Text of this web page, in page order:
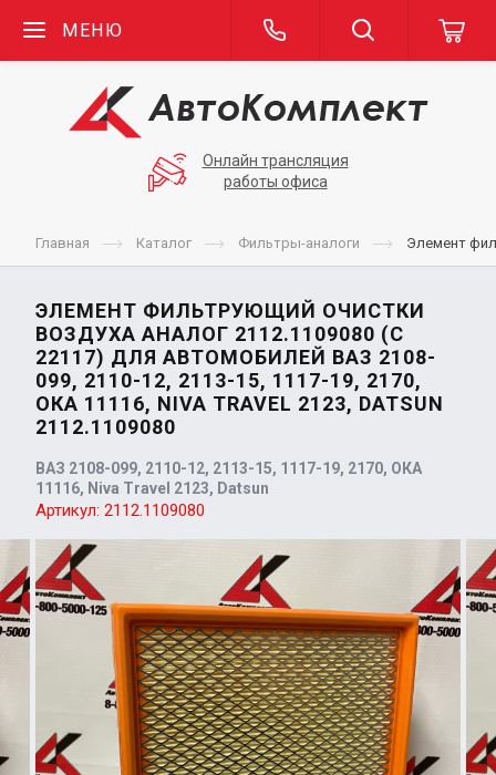
МЕНЮ
Онлайн трансляция
работы офиса
Главная Каталог Фильтры-аналоги Элемент
ЭЛЕМЕНТ ФИЛЬТРУЮЩИЙ ОЧИСТКИ
ВОЗДУХА АНАЛОГ 2112.1109080 (C
22117) ДЛЯ АВТОМОБИЛЕЙ ВАЗ 2108-
099, 2110-12, 2113-15, 1117-19, 2170,
ОКА 11116, NIVA TRAVEL 2123, DATSUN
2112.1109080
ВАЗ 2108-099, 2110-12, 2113-15, 1117-19, 2170, ОКА
11116, Niva Travel 2123, Datsun
Артикул: 2112.1109080